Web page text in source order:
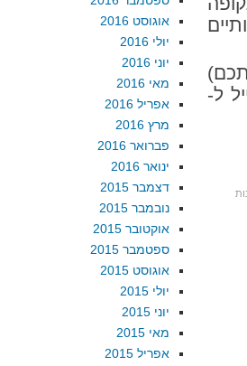
ל-
אוגוסט 2016
יולי 2016
יוני 2016
מאי 2016
אפריל 2016
מרץ 2016
פברואר 2016
ינואר 2016
דצמבר 2015
נובמבר 2015
אוקטובר 2015
ספטמבר 2015
אוגוסט 2015
יולי 2015
יוני 2015
מאי 2015
אפריל 2015